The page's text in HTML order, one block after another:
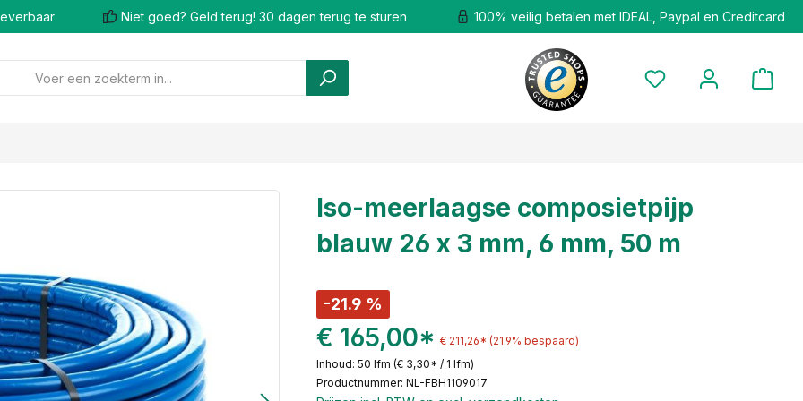
Niet goed? Geld terug! 30 dagen terug te sturen 100% veilig betalen met IDEAL, Paypal en Creditcard
Iso-meerlaagse composietpijp
blauw 26 x 3 mm, 6 mm, 50 m
-21.9 %
€ 165,00* € 211,26* (21.9% bespaard)
Inhoud: 50 lfm (€ 3,30* / 1 lfm)
Productnummer: NL-FBH1109017